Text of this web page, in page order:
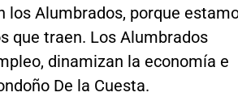
los Alumbrados, porque
que traen. Los Alumbrados
dinamizan la economía e
De la Cuesta.